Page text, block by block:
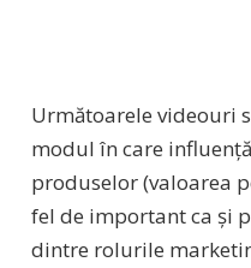
Următoarele videouri
modul în care
produselor (valoarea
fel de important ca și
dintre rolurile